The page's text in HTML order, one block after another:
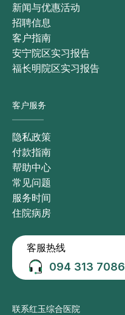
新闻与优惠活动
招聘信息
客户指南
安宁院区实习报告
福长明院区实习报告
客户服务
隐私政策
付款指南
帮助中心
常见问题
服务时间
住院病房
客服热线
094 313 7086
联系红玉综合医院